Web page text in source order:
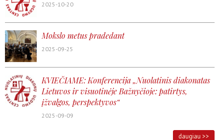
2025-10-20
Mokslo metus pradedant
2025-09-25
KVIEČIAME: Konferencija „Nuolatinis diakonatas
Lietuvos ir visuotinėje Bažnyčioje: patirtys,
įžvalgos, perspektyvos“
2025-09-09
daugiau >>